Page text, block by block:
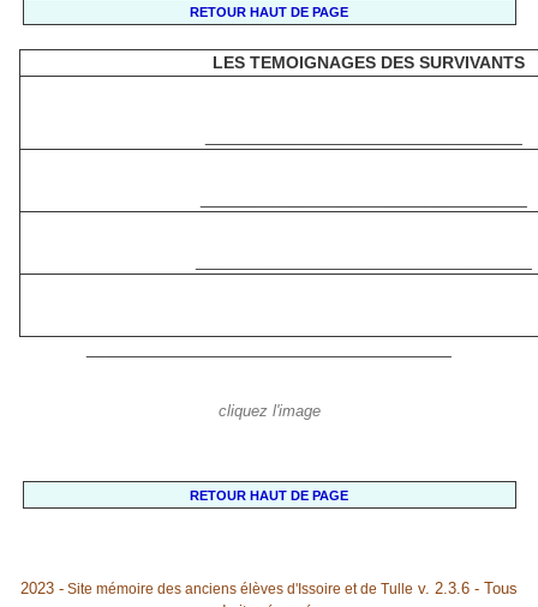
RETOUR HAUT DE PAGE
LES TEMOIGNAGES DES SURVIVANTS
cliquez l'image
RETOUR HAUT DE PAGE
2023 - Site mémoire des anciens élèves d'Issoire et de Tulle v. 2.3.6 - Tous